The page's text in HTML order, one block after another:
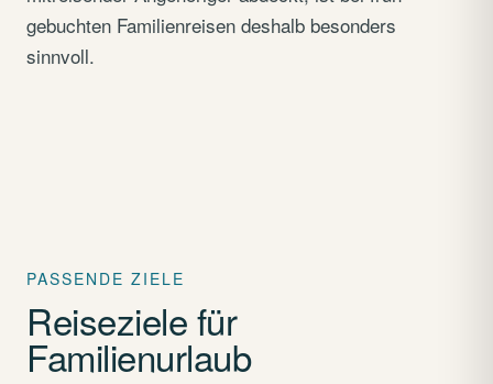
gebuchten Familienreisen deshalb besonders
sinnvoll.
PASSENDE ZIELE
Reiseziele für
Familienurlaub